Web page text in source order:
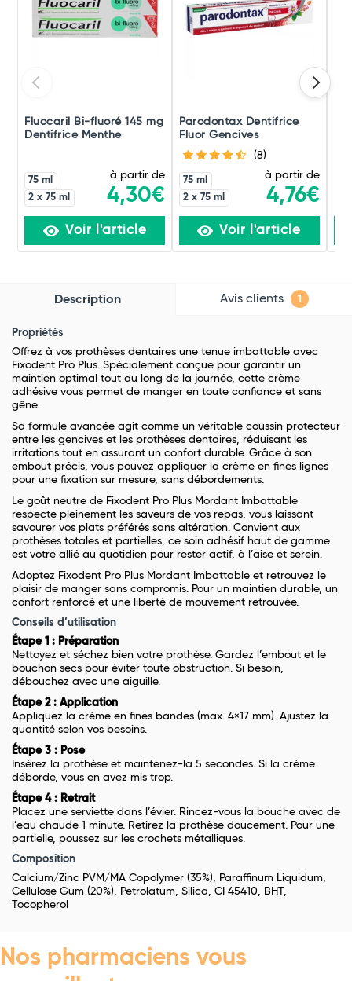
Fluocaril Bi-fluoré 145 mg
Dentifrice Menthe
75 ml
2 x 75 ml
à partir de
4,30€
Voir l'article
Parodontax Dentifrice
Fluor Gencives
(8)
75 ml
2 x 75 ml
à partir de
4,76€
Voir l'article
Description Avis clients 1
Propriétés
Offrez à vos prothèses dentaires une tenue imbattable avec
Fixodent Pro Plus. Spécialement conçue pour garantir un
maintien optimal tout au long de la journée, cette crème
adhésive vous permet de manger en toute confiance et sans
gêne.
Sa formule avancée agit comme un véritable coussin protecteur
entre les gencives et les prothèses dentaires, réduisant les
irritations tout en assurant un confort durable. Grâce à son
embout précis, vous pouvez appliquer la crème en fines lignes
pour une fixation sur mesure, sans débordements.
Le goût neutre de Fixodent Pro Plus Mordant Imbattable
respecte pleinement les saveurs de vos repas, vous laissant
savourer vos plats préférés sans altération. Convient aux
prothèses totales et partielles, ce soin adhésif haut de gamme
est votre allié au quotidien pour rester actif, à l’aise et serein.
Adoptez Fixodent Pro Plus Mordant Imbattable et retrouvez le
plaisir de manger sans compromis. Pour un maintien durable, un
confort renforcé et une liberté de mouvement retrouvée.
Conseils d’utilisation
Étape 1 : Préparation
Nettoyez et séchez bien votre prothèse. Gardez l’embout et le
bouchon secs pour éviter toute obstruction. Si besoin,
débouchez avec une aiguille.
Étape 2 : Application
Appliquez la crème en fines bandes (max. 4×17 mm). Ajustez la
quantité selon vos besoins.
Étape 3 : Pose
Insérez la prothèse et maintenez-la 5 secondes. Si la crème
déborde, vous en avez mis trop.
Étape 4 : Retrait
Placez une serviette dans l’évier. Rincez-vous la bouche avec de
l’eau chaude 1 minute. Retirez la prothèse doucement. Pour une
partielle, poussez sur les crochets métalliques.
Composition
Calcium/Zinc PVM/MA Copolymer (35%), Paraffinum Liquidum,
Cellulose Gum (20%), Petrolatum, Silica, CI 45410, BHT,
Tocopherol
Nos pharmaciens vous